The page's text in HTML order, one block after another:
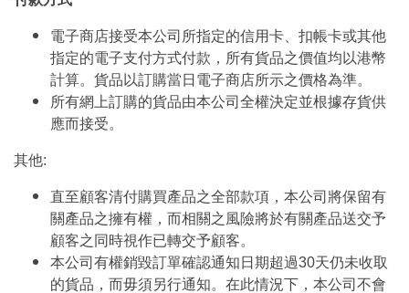
電子商店接受本公司所指定的信用卡、扣帳卡或其他
指定的電子支付方式付款，所有貨品之價值均以港幣
計算。貨品以訂購當日電子商店所示之價格為準。
所有網上訂購的貨品由本公司全權決定並根據存貨供
應而接受。
其他:
直至顧客清付購買產品之全部款項，本公司將保留有
關產品之擁有權，而相關之風險將於有關產品送交予
顧客之同時視作已轉交予顧客。
本公司有權銷毀訂單確認通知日期超過30天仍未收取
的貨品，而毋須另行通知。在此情況下，本公司不會